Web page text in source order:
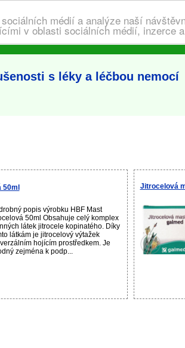
médií a analýze naší
v oblasti sociálních médií, inzerce
s léky a léčbou nemocí
popis výrobku HBF Mast
50ml Obsahuje celý komplex
látek jitrocele kopinatého. Díky
látkám je jitrocelový výtažek
hojícím prostředkem. Je
zejména k podp...
Jitrocelová